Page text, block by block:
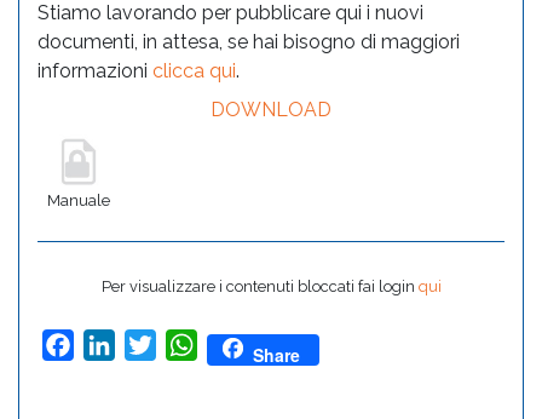
Stiamo lavorando per pubblicare qui i nuovi
documenti, in attesa, se hai bisogno di maggiori
informazioni clicca qui.
DOWNLOAD
Manuale
Per visualizzare i contenuti bloccati fai login qui
FacebookLinkedInTwitterWhatsApp
Share